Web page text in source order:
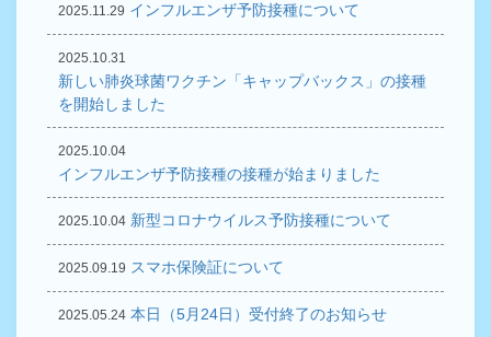
2025.11.29 インフルエンザ予防接種について
2025.10.31
新しい肺炎球菌ワクチン「キャップバックス」の接種
を開始しました
2025.10.04
インフルエンザ予防接種の接種が始まりました
2025.10.04 新型コロナウイルス予防接種について
2025.09.19 スマホ保険証について
2025.05.24 本日（5月24日）受付終了のお知らせ